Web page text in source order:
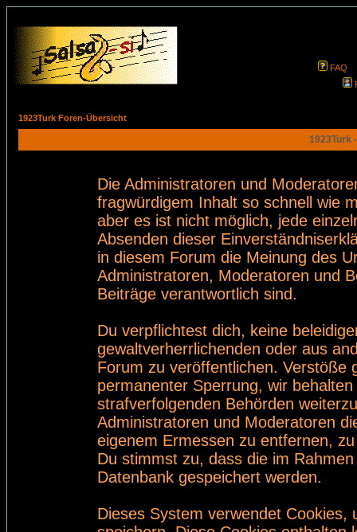
FAQ
1923Turk Foren-Übersicht
1923Turk
Die Administratoren und
fragwürdigem Inhalt so schnell wie
aber es ist nicht möglich, jede
Absenden dieser
in diesem Forum die Meinung des
Administratoren, Moderatoren und
Beiträge verantwortlich sind.
Du verpflichtest dich, keine
gewaltverherrlichenden oder aus
Forum zu veröffentlichen. Verstöße
permanenter Sperrung, wir
strafverfolgenden Behörden
Administratoren und Moderatoren
eigenem Ermessen zu entfernen,
Du stimmst zu, dass die im
Datenbank gespeichert werden.
Dieses System verwendet